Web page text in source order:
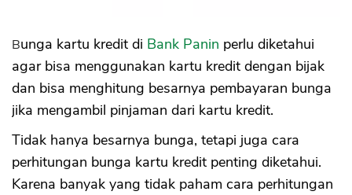
Bunga kartu kredit di Bank Panin perlu diketahui
agar bisa menggunakan kartu kredit dengan bijak
dan bisa menghitung besarnya pembayaran bunga
jika mengambil pinjaman dari kartu kredit.
Tidak hanya besarnya bunga, tetapi juga cara
perhitungan bunga kartu kredit penting diketahui.
Karena banyak yang tidak paham cara perhitungan